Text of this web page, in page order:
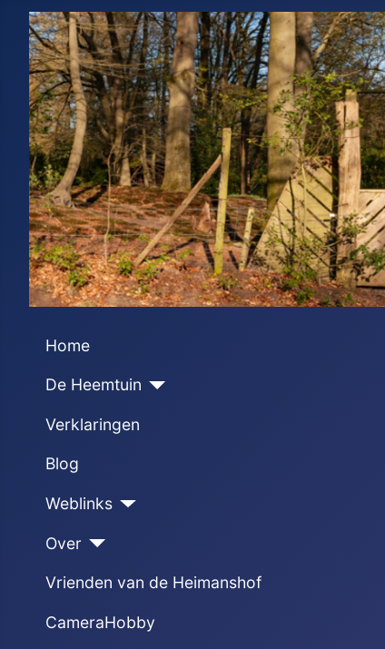
Home
De Heemtuin
Verklaringen
Blog
Weblinks
Over
Vrienden van de Heimanshof
CameraHobby